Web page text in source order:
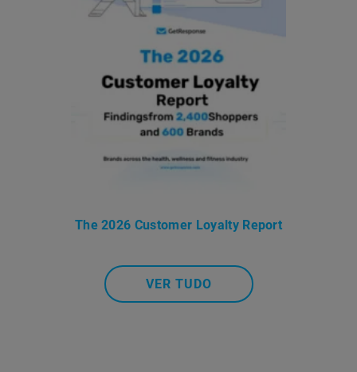
The 2026 Customer Loyalty Report
VER TUDO